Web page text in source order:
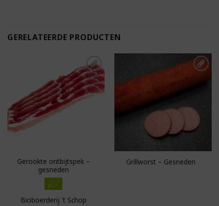
GERELATEERDE PRODUCTEN
Toevoegen aan
boodschappenlijst
Gerookte ontbijtspek –
gesneden
Bioboerderij 't Schop
boodschappenlijst
Grillworst – Gesneden